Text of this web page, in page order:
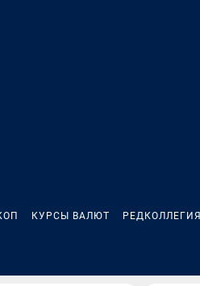
КУРСЫ ВАЛЮТ РЕДКОЛЛЕГИЯ